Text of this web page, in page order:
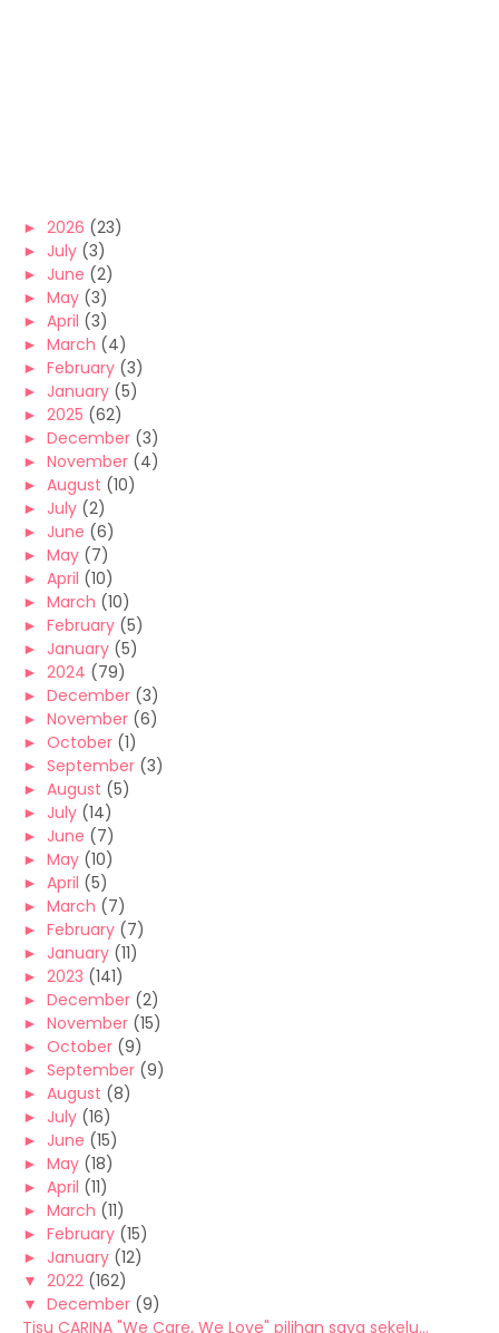
► 2026 (23)
► July (3)
► June (2)
► May (3)
► April (3)
► March (4)
► February (3)
► January (5)
► 2025 (62)
► December (3)
► November (4)
► August (10)
► July (2)
► June (6)
► May (7)
► April (10)
► March (10)
► February (5)
► January (5)
► 2024 (79)
► December (3)
► November (6)
► October (1)
► September (3)
► August (5)
► July (14)
► June (7)
► May (10)
► April (5)
► March (7)
► February (7)
► January (11)
► 2023 (141)
► December (2)
► November (15)
► October (9)
► September (9)
► August (8)
► July (16)
► June (15)
► May (18)
► April (11)
► March (11)
► February (15)
► January (12)
▼ 2022 (162)
▼ December (9)
Tisu CARINA "We Care, We Love" pilihan saya sekelu...